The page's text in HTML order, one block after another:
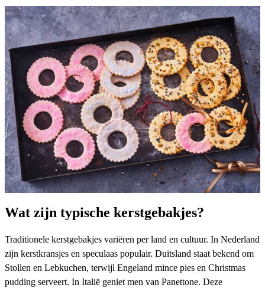
Wat zijn typische kerstgebakjes?
Traditionele kerstgebakjes variëren per land en cultuur. In Nederland
zijn kerstkransjes en speculaas populair. Duitsland staat bekend om
Stollen en Lebkuchen, terwijl Engeland mince pies en Christmas
pudding serveert. In Italië geniet men van Panettone. Deze